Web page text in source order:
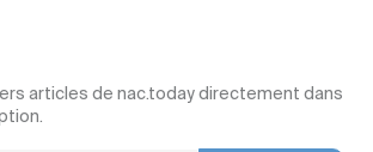
articles de nac.today directement dans